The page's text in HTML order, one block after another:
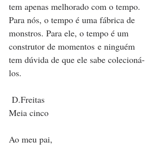
tem apenas melhorado com o tempo.
Para nós, o tempo é uma fábrica de
monstros. Para ele, o tempo é um
construtor de momentos e ninguém
tem dúvida de que ele sabe colecioná-
los.
D.Freitas
Meia cinco
Ao meu pai,